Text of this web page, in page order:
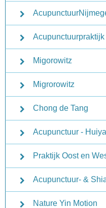
Migorowitz
Migrorowitz
Chong de Tang
Acupunctuur -
Praktijk Oost en
Acupunctuur- &
Nature Yin Motion